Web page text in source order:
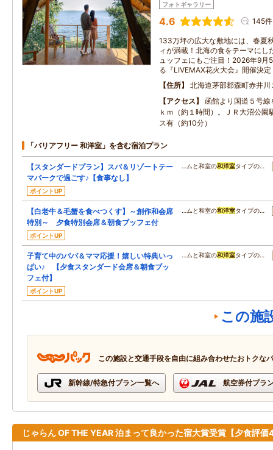
フォトギャラリー
4.6 145件
133万坪の広大な敷地には、春夏
ィが満載！北海の食をテーマにし
ュッフェにもご注目！2026年9
る『LIVEMAX花火大会』開催決定
住所
北海道茅部郡森町赤井川
アクセス
函館より国道５号
ｋｍ（約１時間）。ＪＲ大沼公園
ス有（約10分）
「バリアフリー 和洋室」を含む宿泊プラン
【スタンダードプラン】スパ＆リゾートテー
マパークで過ごす♪【食事なし】
ポイントUP
…ムと和室の和洋室タイプの…
【白老牛＆毛蟹を食べつくす】～創作和会席
特別～ 夕食特別会席＆朝食ブッフェ付
ポイントUP
…ムと和室の和洋室タイプの…
子育て中のパパ＆ママ応援！嬉しい特典いっ
ぱい♪ 【夕食スタンダード会席＆朝食ブッ
フェ付】
ポイントUP
…ムと和室の和洋室タイプの…
この施
この施設と交通手段を自由に組み合わせたおトクな
新幹線/特急付プラン一覧へ 航空券付プラ
じゃらん OF THE YEAR 泊まって良かった宿大賞受賞【夕食評価